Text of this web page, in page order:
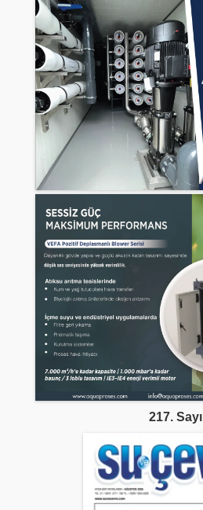
217. Sayı